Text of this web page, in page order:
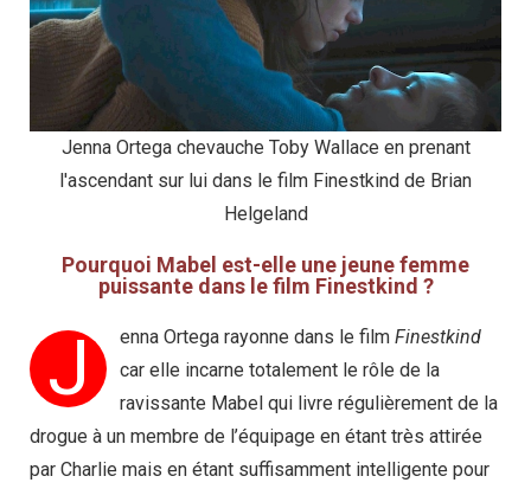
Jenna Ortega chevauche Toby Wallace en prenant
l'ascendant sur lui dans le film Finestkind de Brian
Helgeland
Pourquoi Mabel est-elle une jeune femme
puissante dans le film Finestkind ?
J enna Ortega rayonne dans le film Finestkind
car elle incarne totalement le rôle de la
ravissante Mabel qui livre régulièrement de la
drogue à un membre de l’équipage en étant très attirée
par Charlie mais en étant suffisamment intelligente pour